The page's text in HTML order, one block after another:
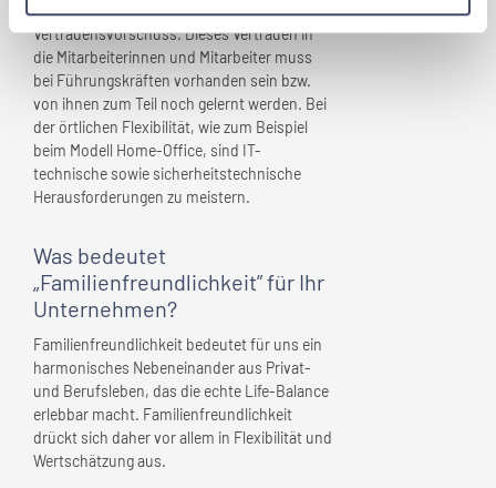
Vertrauen und sehr oft auch
Vertrauensvorschuss. Dieses Vertrauen in
die Mitarbeiterinnen und Mitarbeiter muss
bei Führungskräften vorhanden sein bzw.
von ihnen zum Teil noch gelernt werden. Bei
der örtlichen Flexibilität, wie zum Beispiel
beim Modell Home-Office, sind IT-
technische sowie sicherheitstechnische
Herausforderungen zu meistern.
Was bedeutet
„Familienfreundlichkeit” für Ihr
Unternehmen?
Familienfreundlichkeit bedeutet für uns ein
harmonisches Nebeneinander aus Privat-
und Berufsleben, das die echte Life-Balance
erlebbar macht. Familienfreundlichkeit
drückt sich daher vor allem in Flexibilität und
Wertschätzung aus.